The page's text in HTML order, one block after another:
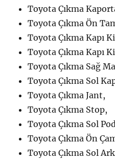
Toyota Çıkma
Toyota Çıkma Ön
Toyota Çıkma Kapı
Toyota Çıkma Kapı
Toyota Çıkma Sağ
Toyota Çıkma Sol
Toyota Çıkma Jant,
Toyota Çıkma Stop,
Toyota Çıkma Sol
Toyota Çıkma Ön
Toyota Çıkma Sol